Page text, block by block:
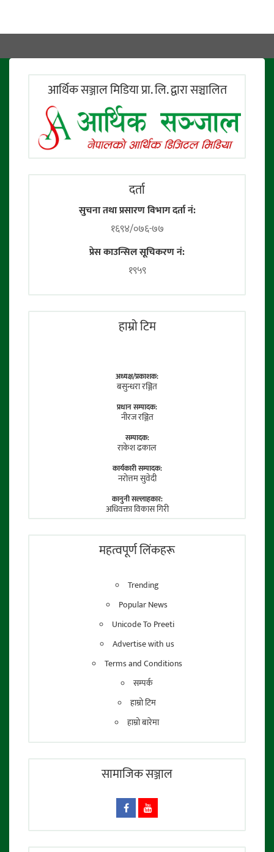
आर्थिक सञ्जाल मिडिया प्रा. लि. द्वारा सञ्चालित
दर्ता
सुचना तथा प्रसारण विभाग दर्ता नं:
१६९४/०७६-७७
प्रेस काउन्सिल सूचिकरण नं:
१९५९
हाम्राे टिम
अध्यक्ष/प्रकाशक:
बसुन्धरा रञ्जित
प्रधान सम्पादक:
नीरज रञ्जित
सम्पादक:
राकेश ढकाल
कार्यकारी सम्पादक:
नराेत्तम सुवेदी
कानुनी सल्लाहकार:
अधिवक्ता विकास गिरी
तेजेन्द्र श्रेष्ठ
महत्वपूर्ण लिंकहरू
Trending
Popular News
Unicode To Preeti
Advertise with us
Terms and Conditions
सम्पर्क
हाम्रो टिम
हाम्रो बारेमा
सामाजिक सञ्जाल